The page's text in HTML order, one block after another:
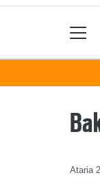
Ataria